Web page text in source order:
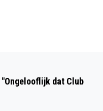
dat Club